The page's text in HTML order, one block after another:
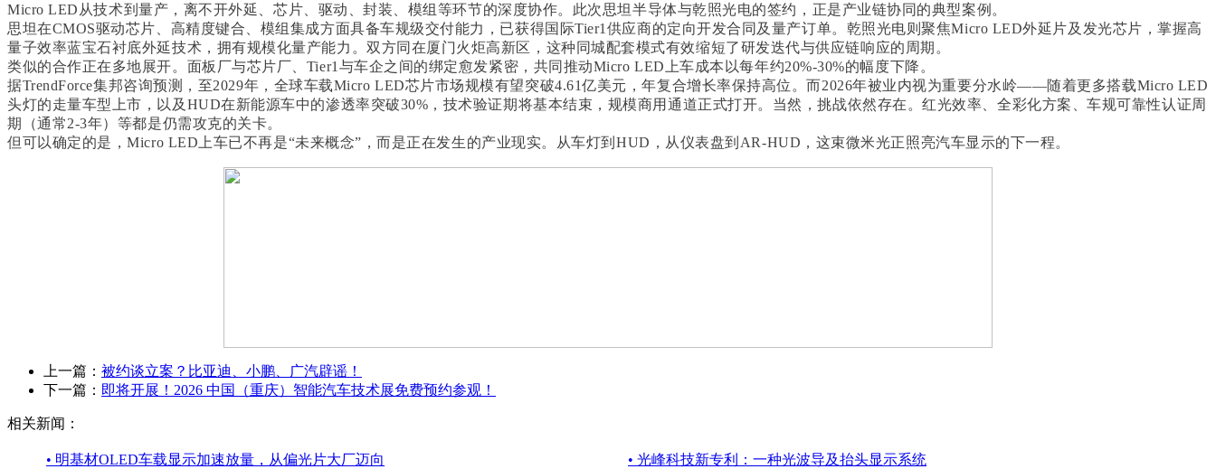
Micro LED从技术到量产，离不开外延、芯片、驱动、封装、模组等环节的深度协作。此次思坦半导体与乾照光电的签约，正是产业链协同的典型案例。
思坦在CMOS驱动芯片、高精度键合、模组集成方面具备车规级交付能力，已获得国际Tier1供应商的定向开发合同及量产订单。乾照光电则聚焦Micro LED外延片及发光芯片，掌握高
量子效率蓝宝石衬底外延技术，拥有规模化量产能力。双方同在厦门火炬高新区，这种同城配套模式有效缩短了研发迭代与供应链响应的周期。
类似的合作正在多地展开。面板厂与芯片厂、Tier1与车企之间的绑定愈发紧密，共同推动Micro LED上车成本以每年约20%-30%的幅度下降。
据TrendForce集邦咨询预测，至2029年，全球车载Micro LED芯片市场规模有望突破4.61亿美元，年复合增长率保持高位。而2026年被业内视为重要分水岭——随着更多搭载Micro LED
头灯的走量车型上市，以及HUD在新能源车中的渗透率突破30%，技术验证期将基本结束，规模商用通道正式打开。当然，挑战依然存在。红光效率、全彩化方案、车规可靠性认证周
期（通常2-3年）等都是仍需攻克的关卡。
但可以确定的是，Micro LED上车已不再是“未来概念”，而是正在发生的产业现实。从车灯到HUD，从仪表盘到AR-HUD，这束微米光正照亮汽车显示的下一程。
上一篇： 被约谈立案？比亚迪、小鹏、广汽辟谣！
下一篇： 即将开展！2026 中国（重庆）智能汽车技术展免费预约参观！
相关新闻：
• 明基材OLED车载显示加速放量，从偏光片大厂迈向
• 光峰科技新专利：一种光波导及抬头显示系统